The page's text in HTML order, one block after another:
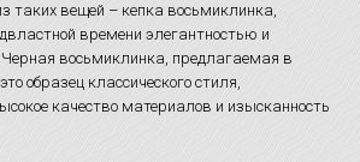
таких вещей – кепка восьмиклинка,
времени элегантностью и
восьмиклинка, предлагаемая в
образец классического стиля,
качество материалов и изысканность